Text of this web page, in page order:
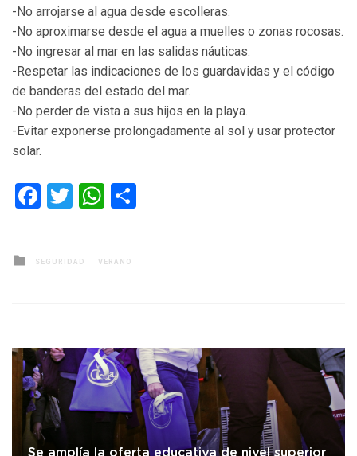
-No arrojarse al agua desde escolleras.
-No aproximarse desde el agua a muelles o zonas rocosas.
-No ingresar al mar en las salidas náuticas.
-Respetar las indicaciones de los guardavidas y el código
de banderas del estado del mar.
-No perder de vista a sus hijos en la playa.
-Evitar exponerse prolongadamente al sol y usar protector
solar.
Facebook
TwitterWhatsApp
Posted
in
SEGURIDAD VERANO
Se amplía la oferta educativa de nivel superior